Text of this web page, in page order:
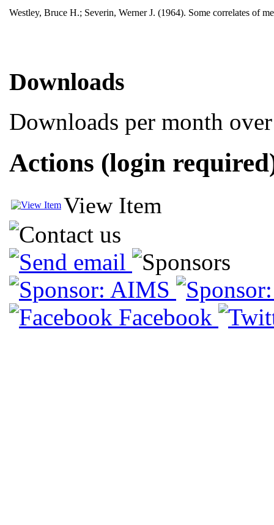
Westley, Bruce H.; Severin, Werner J. (1964). Some correlates of
Downloads
Downloads per month
Actions (login
View Item
Facebook